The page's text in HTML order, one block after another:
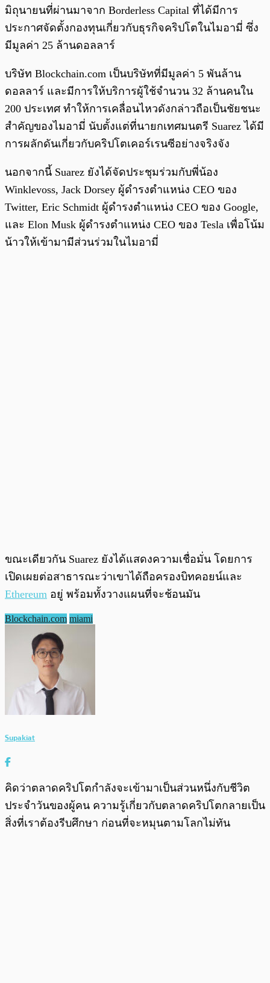
มิถุนายนที่ผ่านมาจาก Borderless Capital ที่ได้มีการ
ประกาศจัดตั้งกองทุนเกี่ยวกับธุรกิจคริปโตในไมอามี่ ซึ่ง
มีมูลค่า 25 ล้านดอลลาร์
บริษัท Blockchain.com เป็นบริษัทที่มีมูลค่า 5 พันล้าน
ดอลลาร์ และมีการให้บริการผู้ใช้จำนวน 32 ล้านคนใน
200 ประเทศ ทำให้การเคลื่อนไหวดังกล่าวถือเป็นชัยชนะ
สำคัญของไมอามี่ นับตั้งแต่ที่นายกเทศมนตรี Suarez ได้มี
การผลักดันเกี่ยวกับคริปโตเคอร์เรนซีอย่างจริงจัง
นอกจากนี้ Suarez ยังได้จัดประชุมร่วมกับพี่น้อง
Winklevoss, Jack Dorsey ผู้ดำรงตำแหน่ง CEO ของ
Twitter, Eric Schmidt ผู้ดำรงตำแหน่ง CEO ของ Google,
และ Elon Musk ผู้ดำรงตำแหน่ง CEO ของ Tesla เพื่อโน้ม
น้าวให้เข้ามามีส่วนร่วมในไมอามี่
ขณะเดียวกัน Suarez ยังได้แสดงความเชื่อมั่น โดยการ
เปิดเผยต่อสาธารณะว่าเขาได้ถือครองบิทคอยน์และ
Ethereum อยู่ พร้อมทั้งวางแผนที่จะช้อนมัน
Blockchain.com miami
Supakiat
คิดว่าตลาดคริปโตกำลังจะเข้ามาเป็นส่วนหนึ่งกับชีวิต
ประจำวันของผู้คน ความรู้เกี่ยวกับตลาดคริปโตกลายเป็น
สิ่งที่เราต้องรีบศึกษา ก่อนที่จะหมุนตามโลกไม่ทัน